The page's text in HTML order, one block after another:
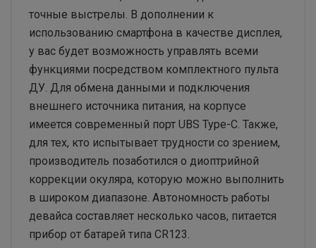
точные выстрелы. В дополнении к
использованию смартфона в качестве дисплея,
у вас будет возможность управлять всеми
функциями посредством комплектного пульта
ДУ. Для обмена данными и подключения
внешнего источника питания, на корпусе
имеется современный порт UBS Type-C. Также,
для тех, кто испытывает трудности со зрением,
производитель позаботился о диоптрийной
коррекции окуляра, которую можно выполнить
в широком диапазоне. Автономность работы
девайса составляет несколько часов, питается
прибор от батарей типа CR123.